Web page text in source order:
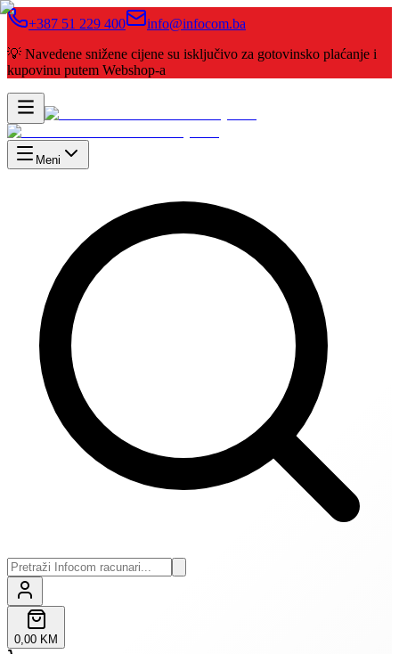
+387 51 229 400
info@infocom.ba
💡 Navedene snižene cijene su isključivo za gotovinsko plaćanje i
kupovinu putem Webshop-a
Meni
0,00 KM